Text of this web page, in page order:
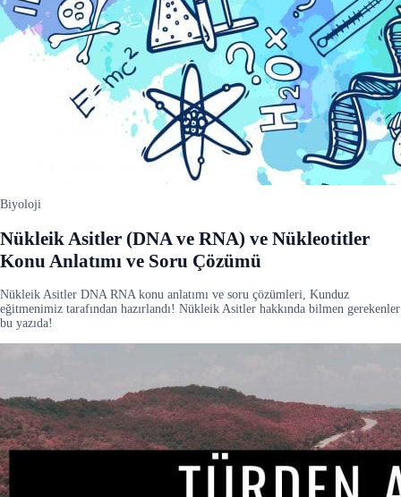
Biyoloji
Nükleik Asitler (DNA ve RNA) ve Nükleotitler
Konu Anlatımı ve Soru Çözümü
Nükleik Asitler DNA RNA konu anlatımı ve soru çözümleri, Kunduz
eğitmenimiz tarafından hazırlandı! Nükleik Asitler hakkında bilmen gerekenler
bu yazıda!